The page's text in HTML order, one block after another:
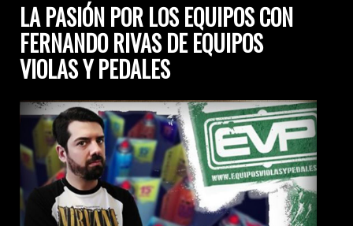
LA PASIÓN POR LOS EQUIPOS CON
FERNANDO RIVAS DE EQUIPOS
VIOLAS Y PEDALES